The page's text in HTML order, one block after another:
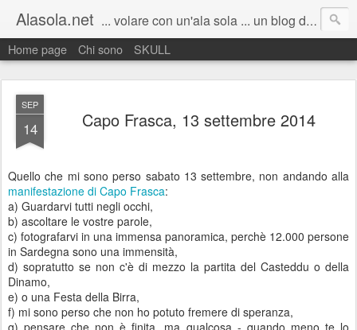
Alasola.net ... volare con un'ala sola ... un blog di Marco Fenudi: semplicemente pensieri sparsi. Scrivo poco, quando capita, all'improvviso. Benvenuti :)
Home page Chi sono SKULL
SEP
14 Capo Frasca, 13 settembre 2014
Quello che mi sono perso sabato 13 settembre, non andando alla
manifestazione di Capo Frasca:
a) Guardarvi tutti negli occhi,
b) ascoltare le vostre parole,
c) fotografarvi in una immensa panoramica, perchè 12.000 persone
in Sardegna sono una immensità,
d) sopratutto se non c'è di mezzo la partita del Casteddu o della
Dinamo,
e) o una Festa della Birra,
f) mi sono perso che non ho potuto fremere di speranza,
g) pensare che non è finita, ma qualcosa - quando meno te lo